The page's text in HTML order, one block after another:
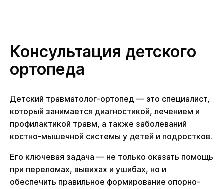
Консультация детского
ортопеда
Детский травматолог-ортопед — это специалист,
который занимается диагностикой, лечением и
профилактикой травм, а также заболеваний
костно-мышечной системы у детей и подростков.
Его ключевая задача — не только оказать помощь
при переломах, вывихах и ушибах, но и
обеспечить правильное формирование опорно-